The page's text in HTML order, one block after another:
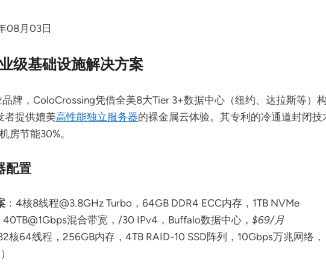
08月03日
级基础设施解决方案
牌，ColoCrossing凭借全美8大Tier 3+数据中心（纽约、达拉斯等）
者提供媲美高性能独立服务器的裸金属云体验。其专利的冷通道封闭技
房节能30%。
配置
：4核8线程@3.8GHz Turbo，64GB DDR4 ECC内存，1TB NVMe
40TB@1Gbps混合带宽，/30 IPv4，Buffalo数据中心， $69/月
核64线程，256GB内存，4TB RAID-10 SSD阵列，10Gbps万兆网络，